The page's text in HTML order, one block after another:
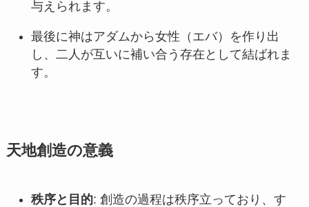
与えられます。
最後に神はアダムから女性（エバ）を作り出
し、二人が互いに補い合う存在として結ばれま
す。
天地創造の意義
秩序と目的: 創造の過程は秩序立っており、す